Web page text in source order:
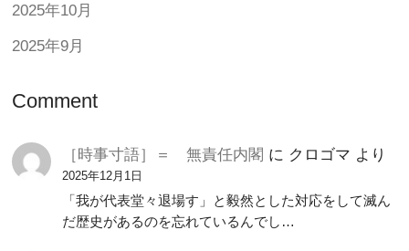
2025年10月
2025年9月
Comment
［時事寸語］＝ 無責任内閣 に クロゴマ より
2025年12月1日
「我が代表堂々退場す」と毅然とした対応をして滅ん
だ歴史があるのを忘れているんでし…